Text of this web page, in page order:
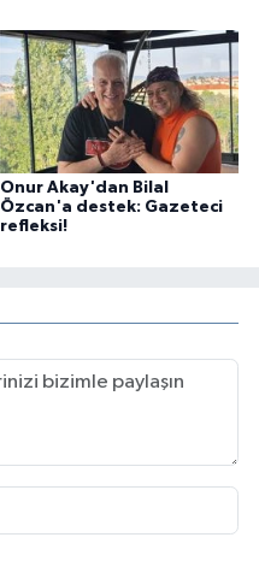
Onur Akay'dan Bilal
Özcan'a destek: Gazeteci
refleksi!